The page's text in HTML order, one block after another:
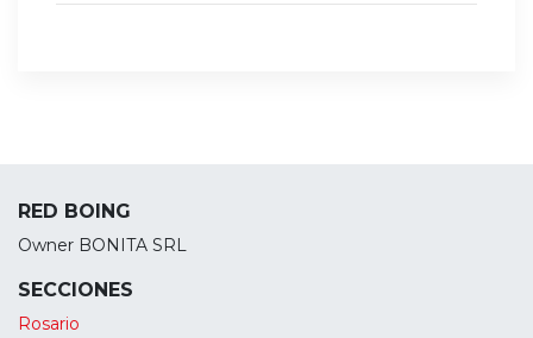
RED BOING
Owner BONITA SRL
SECCIONES
Rosario